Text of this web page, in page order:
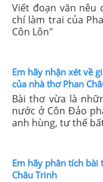
Viết đoạn văn nêu
chí làm trai của
Côn Lôn"
Em hãy nhận xét về
của nhà thơ Phan
Bài thơ vừa là
nước ở Côn Đảo
anh hùng, tư thế
Em hãy phân tích bài
Châu Trinh